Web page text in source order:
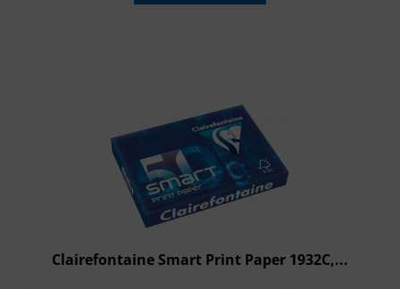
Clairefontaine Smart Print Paper 1932C,...